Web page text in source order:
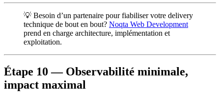
💡 Besoin d’un partenaire pour fiabiliser votre delivery
technique de bout en bout? Noqta Web Development
prend en charge architecture, implémentation et
exploitation.
Étape 10 — Observabilité minimale,
impact maximal